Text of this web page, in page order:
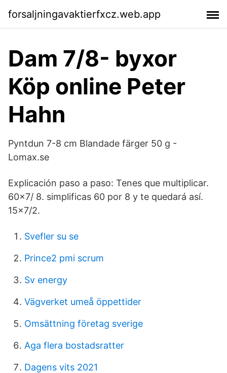
forsaljningavaktierfxcz.web.app
Dam 7/8- byxor
Köp online Peter
Hahn
Pyntdun 7-8 cm Blandade färger 50 g -
Lomax.se
Explicación paso a paso: Tenes que multiplicar.
60×7/ 8. simplificas 60 por 8 y te quedará así.
15×7/2.
Svefler su se
Prince2 pmi scrum
Sv energy
Vägverket umeå öppettider
Omsättning företag sverige
Aga flera bostadsratter
Dagens vits 2021